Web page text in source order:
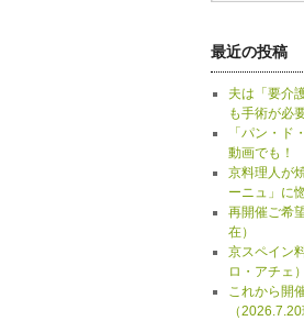
最近の投稿
夫は「要介
も手術が必
「パン・ド
動画でも！
京料理人が
ーニュ」に
再開催ご希
在）
京スペイン
ロ・アチェ
これから開
（2026.7.20